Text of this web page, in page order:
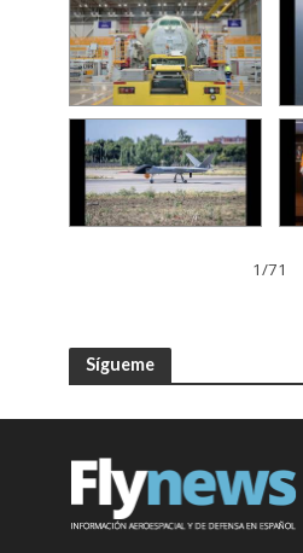
1/71
Sígueme